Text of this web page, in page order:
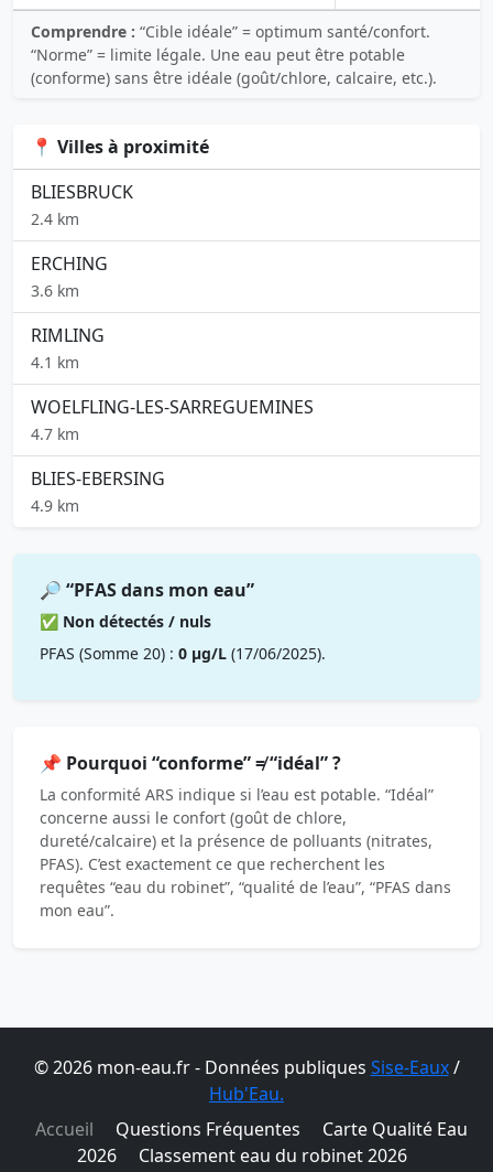
Comprendre : “Cible idéale” = optimum santé/confort.
“Norme” = limite légale. Une eau peut être potable
(conforme) sans être idéale (goût/chlore, calcaire, etc.).
📍 Villes à proximité
BLIESBRUCK
2.4 km
ERCHING
3.6 km
RIMLING
4.1 km
WOELFLING-LES-SARREGUEMINES
4.7 km
BLIES-EBERSING
4.9 km
🔎 “PFAS dans mon eau”
✅ Non détectés / nuls
PFAS (Somme 20) : 0 µg/L (17/06/2025).
📌 Pourquoi “conforme” ≠ “idéal” ?
La conformité ARS indique si l’eau est potable. “Idéal”
concerne aussi le confort (goût de chlore,
dureté/calcaire) et la présence de polluants (nitrates,
PFAS). C’est exactement ce que recherchent les
requêtes “eau du robinet”, “qualité de l’eau”, “PFAS dans
mon eau”.
© 2026 mon-eau.fr - Données publiques Sise-Eaux/
Hub'Eau.
Accueil
Questions Fréquentes
Carte Qualité Eau
2026
Classement eau du robinet 2026